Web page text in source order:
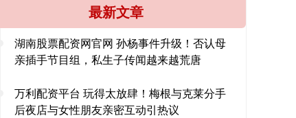
最新文章
湖南股票配资网官网 孙杨事件升级！否认母
亲插手节目组，私生子传闻越来越荒唐
万利配资平台 玩得太放肆！梅根与克莱分手
后夜店与女性朋友亲密互动引热议